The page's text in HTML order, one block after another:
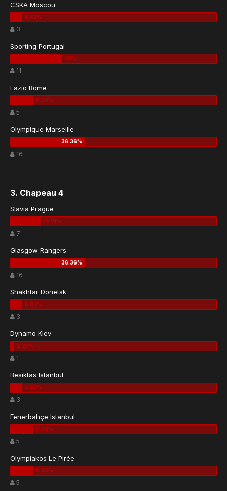
CSKA Moscou
3
Sporting Portugal
11
Lazio Rome
5
Olympique Marseille
16
3. Chapeau 4
Slavia Prague
7
Glasgow Rangers
16
Shakhtar Donetsk
3
Dynamo Kiev
1
Besiktas Istanbul
3
Fenerbahçe Istanbul
5
Olympiakos Le Pirée
5